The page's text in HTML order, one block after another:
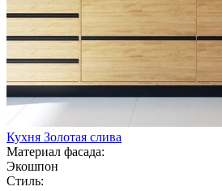
Кухня Золотая слива
Материал фасада:
Экошпон
Стиль: